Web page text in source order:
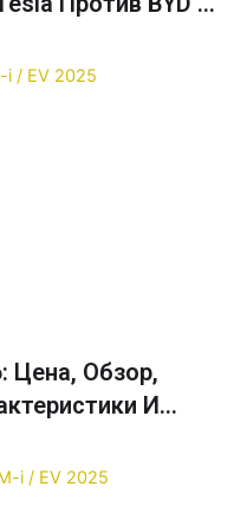
Цена, Обзор,
И